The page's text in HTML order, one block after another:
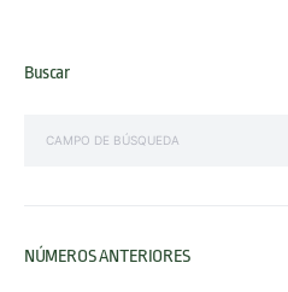
Buscar
NÚMEROS ANTERIORES